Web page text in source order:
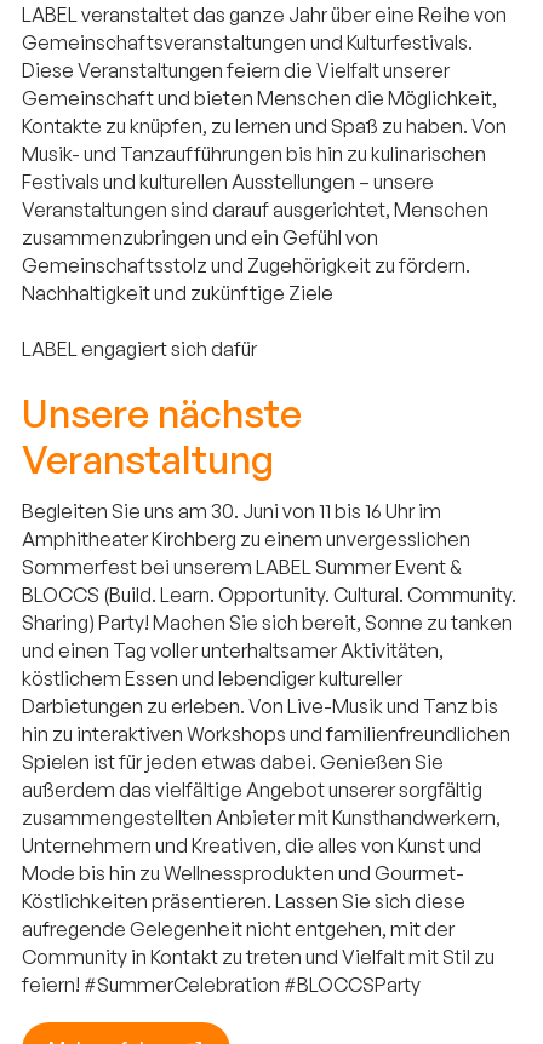
LABEL veranstaltet das ganze Jahr über eine Reihe von
Gemeinschaftsveranstaltungen und Kulturfestivals.
Diese Veranstaltungen feiern die Vielfalt unserer
Gemeinschaft und bieten Menschen die Möglichkeit,
Kontakte zu knüpfen, zu lernen und Spaß zu haben. Von
Musik- und Tanzaufführungen bis hin zu kulinarischen
Festivals und kulturellen Ausstellungen – unsere
Veranstaltungen sind darauf ausgerichtet, Menschen
zusammenzubringen und ein Gefühl von
Gemeinschaftsstolz und Zugehörigkeit zu fördern.
Nachhaltigkeit und zukünftige Ziele
LABEL engagiert sich dafür
Unsere nächste
Veranstaltung
Begleiten Sie uns am 30. Juni von 11 bis 16 Uhr im
Amphitheater Kirchberg zu einem unvergesslichen
Sommerfest bei unserem LABEL Summer Event &
BLOCCS (Build. Learn. Opportunity. Cultural. Community.
Sharing) Party! Machen Sie sich bereit, Sonne zu tanken
und einen Tag voller unterhaltsamer Aktivitäten,
köstlichem Essen und lebendiger kultureller
Darbietungen zu erleben. Von Live-Musik und Tanz bis
hin zu interaktiven Workshops und familienfreundlichen
Spielen ist für jeden etwas dabei. Genießen Sie
außerdem das vielfältige Angebot unserer sorgfältig
zusammengestellten Anbieter mit Kunsthandwerkern,
Unternehmern und Kreativen, die alles von Kunst und
Mode bis hin zu Wellnessprodukten und Gourmet-
Köstlichkeiten präsentieren. Lassen Sie sich diese
aufregende Gelegenheit nicht entgehen, mit der
Community in Kontakt zu treten und Vielfalt mit Stil zu
feiern! #SummerCelebration #BLOCCSParty